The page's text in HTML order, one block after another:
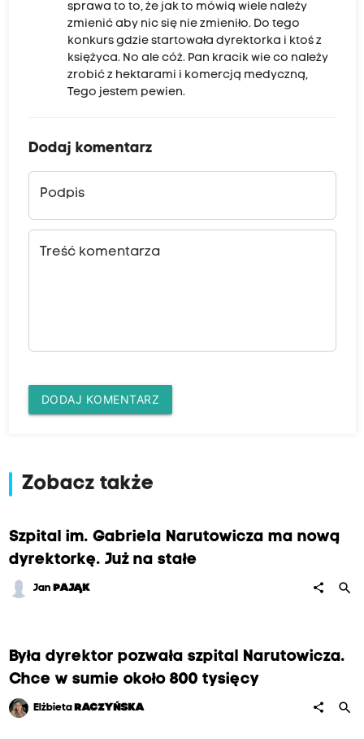
sprawa to to, że jak to mówią wiele należy
zmienić aby nic się nie zmieniło. Do tego
konkurs gdzie startowała dyrektorka i ktoś z
księżyca. No ale cóż. Pan kracik wie co należy
zrobić z hektarami i komercją medyczną,
Tego jestem pewien.
Dodaj komentarz
Podpis
Treść komentarza
DODAJ KOMENTARZ
Zobacz także
Szpital im. Gabriela Narutowicza ma nową
dyrektorkę. Już na stałe
Jan PAJĄK share search
Była dyrektor pozwała szpital Narutowicza.
Chce w sumie około 800 tysięcy
Elżbieta RACZYŃSKA share search